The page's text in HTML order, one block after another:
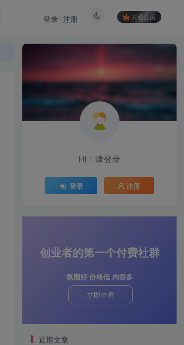
开通会员
登录 注册
HI！请登录
登录 注册
创业者的第一个付费社群
氛围好 价格低 内容多
立即查看
近期文章